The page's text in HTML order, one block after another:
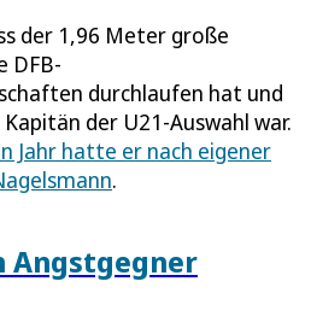
der 1,96 Meter große
DFB-
durchlaufen hat und
der U21-Auswahl war.
Jahr hatte er nach eigener
.
Angstgegner